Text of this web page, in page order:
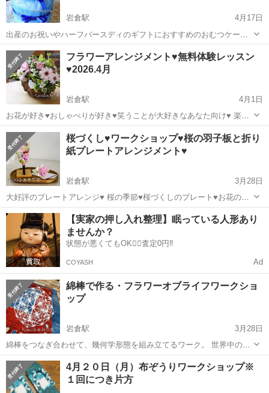
岩倉駅
4月17日
出産のお祝いやハーフバースディのギフトにおすすめのおむつケーキ♥
菖蒲は男の子の出産祝いにおすすめ♥ 女の子のお祝いには、桜のおむ
つケーキもありますよ♥ こちらのおむつケーキレッスンでは、Kaniふ
ぁみりあオリ...
愛知 岩倉市 ワークショップ オリジナル
フラワーアレンジメント♥無料体験レッスン
♥2026.4月
岩倉駅
4月1日
お花が好き♥おしゃべりが好き♥笑うことが大好きなあなた向け♥ 楽し
いフラワーアレンジメント教室で、お花を習ってみたい♥ 楽しい時間
を過ごしたい♥という方のために無料体験レッスンをご用意していま
す。 無料体験レッ...
愛知 岩倉市 岩倉駅 ワークショップ
桜づくし♥ワークショップ♥桜の羽子板と折り
紙プレートアレンジメント♥
岩倉駅
3月28日
大好評のプレートアレンジ♥ 桜の季節♥桜づくしのプレート♥お花のア
レンジはちょっと豪華な桜の羽子板♥ 折り紙ももちろん桜を立体と切
り紙でつくります♥ どこにでも飾れる小さなプレートの上の世界♡ 季
節感をお部屋...
愛知 岩倉市 岩倉駅 ワークショップ
【実家の押し入れ整理】眠っている人形あり
ませんか？
状態が悪くてもOK🙆‍♀️査定0円‼️
COYASH Ad
綿棒で作る・フラワーオブライフワークショ
ップ
岩倉駅
3月28日
綿棒をつなぎ合わせて、幾何学形態を組み立てるワーク。 世界中の遺
跡や日本の神社の狛犬の足の下にも見られる不思議で神秘的な図形フ
ラワーオブライフ。 綿棒で作られた幾何学形態は、眺めるだけでも、
右脳と左脳がバランスよく使...
愛知 岩倉市 岩倉駅 ワークショップ 綿棒
4月２０日（月）布ぞうりワークショップ※
１回につき片方